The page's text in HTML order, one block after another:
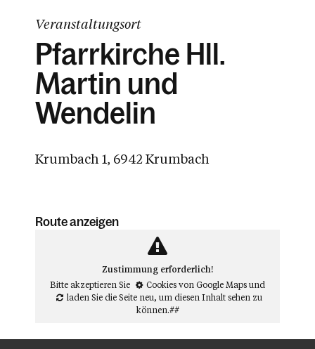
Veranstaltungsort
Pfarrkirche Hll.
Martin und
Wendelin
Krumbach 1, 6942 Krumbach
Route anzeigen
Zustimmung erforderlich!
Bitte akzeptieren Sie
Cookies von Google Mapsund
laden Sie die Seite neu, um diesen Inhalt sehen zu
können.##